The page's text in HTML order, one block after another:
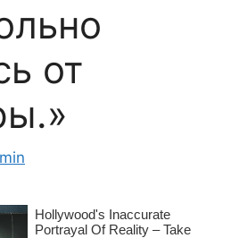
от